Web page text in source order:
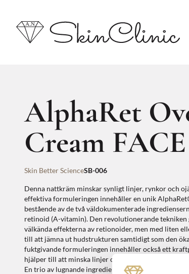
AlphaRet
Cream FACE
Skin Better ScienceSB-006
Denna nattkräm minskar synligt linjer, rynkor och
effektiva formuleringen innehåller en unik
bestående av de två väldokumenterade
retinoid (A-vitamin). Den revolutionerande tekniken
välkända effekterna av retionoider, men med liten
till att jämna ut hudstrukturen samtidigt som den
fuktgivande formuleringen innehåller också ett
hjälper till att minska linjer och rynkor, samt
En trio av lugnande ingredienser hjälper till att hålla